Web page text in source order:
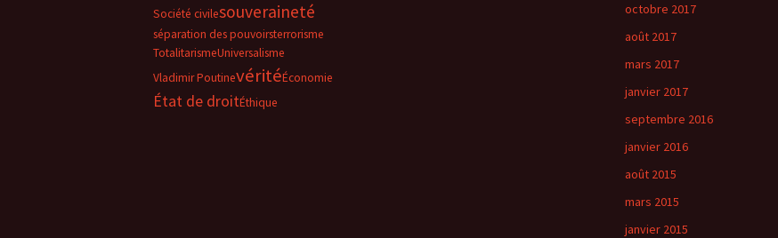
octobre 2017
août 2017
mars 2017
janvier 2017
septembre 2016
janvier 2016
août 2015
mars 2015
janvier 2015
Société civilesouveraineté
séparation des pouvoirsterrorisme
TotalitarismeUniversalisme
Vladimir PoutinevéritéÉconomie
État de droitÉthique